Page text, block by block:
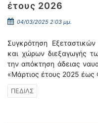
έτους 2026
04/03/2025 2:03 μμ.
Συγκρότηση
και χώρων διεξαγωγής
την απόκτηση άδειας
«Μάρτιος έτους 2025 έως
ΠΕΔΙΛΣ